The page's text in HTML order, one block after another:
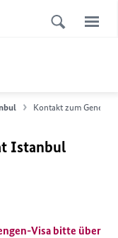
Kontakt zum
Istanbul
Visa bitte über